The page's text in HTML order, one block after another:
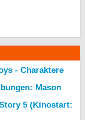
- Charaktere
Mason
5 (Kinostart: